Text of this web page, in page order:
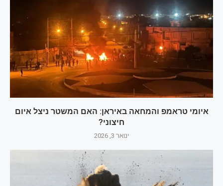
איומי טראמפ והמחאה באיראן: האם המשטר ניצל איום
חיצוני?
ינואר 3, 2026